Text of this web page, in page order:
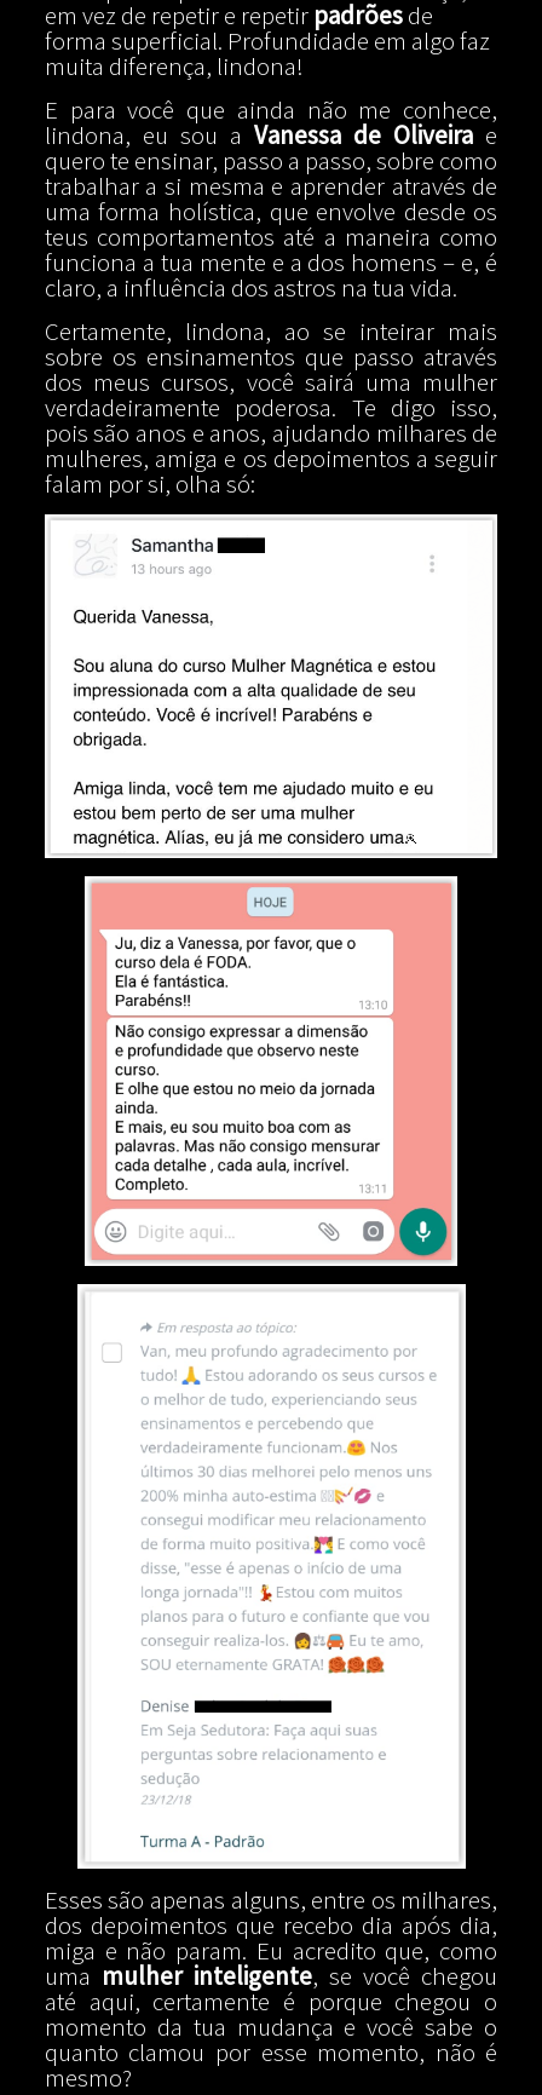
em vez de repetir e repetir padrõesde
forma superficial. Profundidade em algo faz
muita diferença, lindona!
E para você que ainda não me conhece,
lindona, eu sou a Vanessa de Oliveira e
quero te ensinar, passo a passo, sobre como
trabalhar a si mesma e aprender através de
uma forma holística, que envolve desde os
teus comportamentos até a maneira como
funciona a tua mente e a dos homens – e, é
claro, a influência dos astros na tua vida.
Certamente, lindona, ao se inteirar mais
sobre os ensinamentos que passo através
dos meus cursos, você sairá uma mulher
verdadeiramente poderosa. Te digo isso,
pois são anos e anos, ajudando milhares de
mulheres, amiga e os depoimentos a seguir
falam por si, olha só:
Esses são apenas alguns, entre os milhares,
dos depoimentos que recebo dia após dia,
miga e não param. Eu acredito que, como
uma mulher inteligente, se você chegou
até aqui, certamente é porque chegou o
momento da tua mudança e você sabe o
quanto clamou por esse momento, não é
mesmo?